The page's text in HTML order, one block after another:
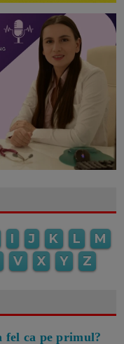
I J K L
M
V X Y Z
fel ca pe primul?